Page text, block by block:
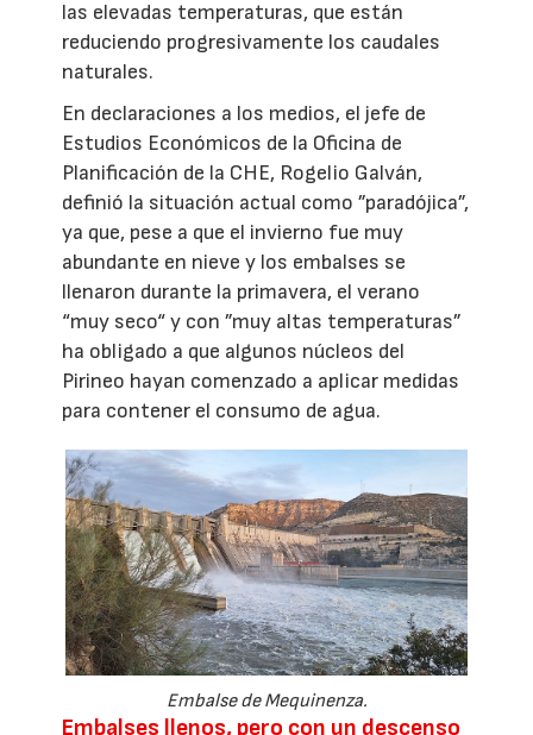
las elevadas temperaturas, que están
reduciendo progresivamente los caudales
naturales.
En declaraciones a los medios, el jefe de
Estudios Económicos de la Oficina de
Planificación de la CHE, Rogelio Galván,
definió la situación actual como ”paradójica”,
ya que, pese a que el invierno fue muy
abundante en nieve y los embalses se
llenaron durante la primavera, el verano
“muy seco“ y con ”muy altas temperaturas”
ha obligado a que algunos núcleos del
Pirineo hayan comenzado a aplicar medidas
para contener el consumo de agua.
Embalse de Mequinenza.
Embalses llenos, pero con un descenso